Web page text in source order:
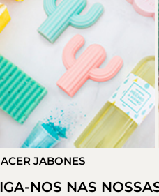
JABONES
NOS NAS